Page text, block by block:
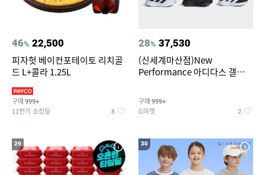
46% 22,500
피자헛 베이컨포테이토 리치골
드 L+콜라 1.25L
구매 999+
11번가 쇼킹딜 8
28% 37,530
(신세계마산점)New
Performance 아디다스 갤럭시
구매 999+
G마켓 2
29 30